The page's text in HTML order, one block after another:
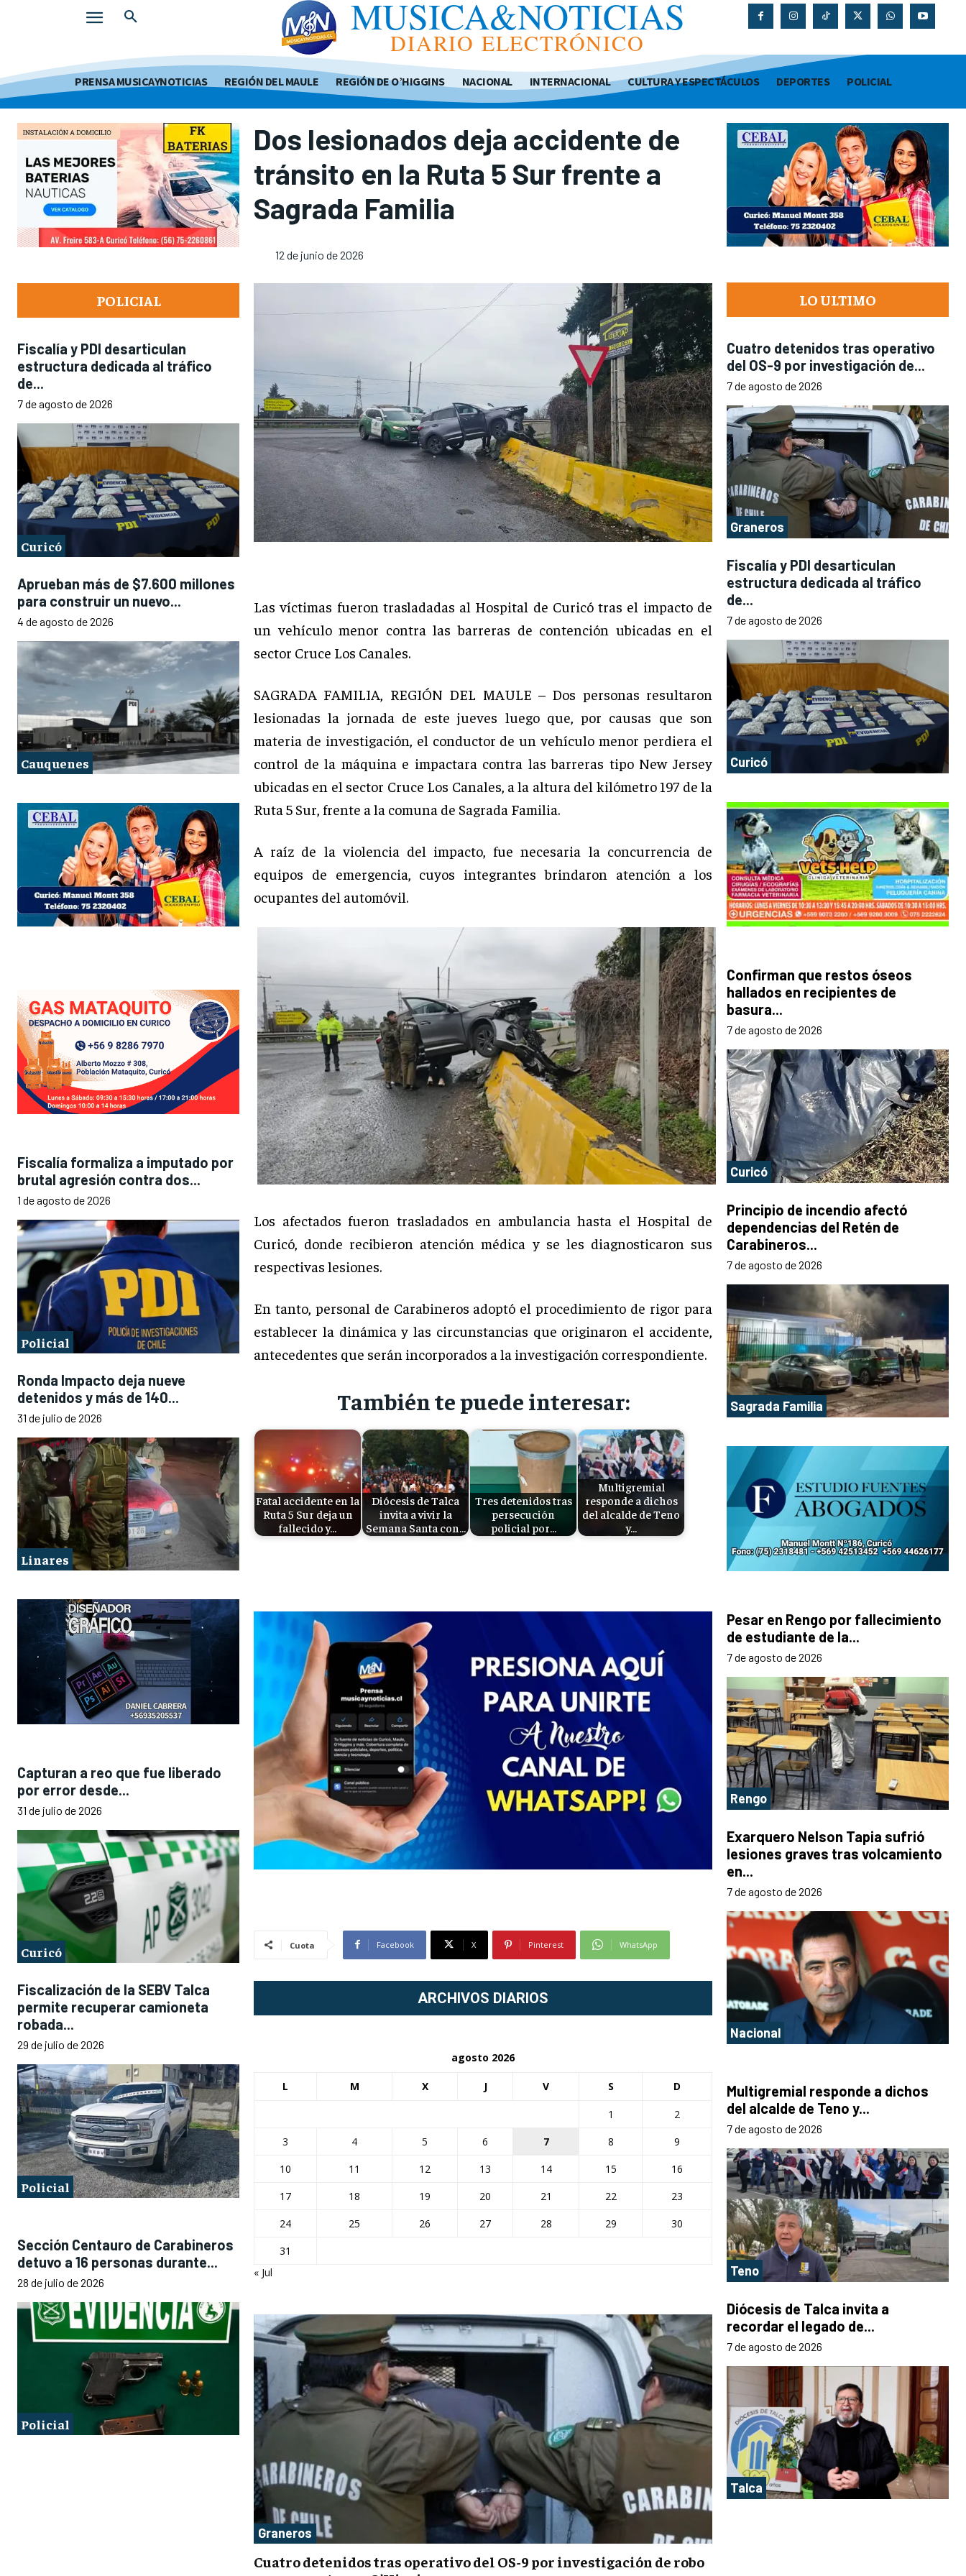
MUSICA&NOTICIAS
DIARIO ELECTRÓNICO
PRENSA MUSICAYNOTICIAS REGIÓN DEL MAULE REGIÓN DE O’HIGGINS NACIONAL INTERNACIONAL CULTURA Y ESPECTÁCULOS DEPORTES POLICIAL
POLICIAL
Fiscalía y PDI desarticulan
estructura dedicada al tráfico
de...
7 de agosto de 2026
Curicó
Aprueban más de $7.600 millones
para construir un nuevo...
4 de agosto de 2026
Cauquenes
Fiscalía formaliza a imputado por
brutal agresión contra dos...
1 de agosto de 2026
Policial
Ronda Impacto deja nueve
detenidos y más de 140...
31 de julio de 2026
Linares
Capturan a reo que fue liberado
por error desde...
31 de julio de 2026
Curicó
Fiscalización de la SEBV Talca
permite recuperar camioneta
robada...
29 de julio de 2026
Policial
Sección Centauro de Carabineros
detuvo a 16 personas durante...
28 de julio de 2026
Policial
Dos lesionados deja accidente de
tránsito en la Ruta 5 Sur frente a
Sagrada Familia
12 de junio de 2026
Las víctimas fueron trasladadas al Hospital de Curicó tras el impacto de
un vehículo menor contra las barreras de contención ubicadas en el
sector Cruce Los Canales.
SAGRADA FAMILIA, REGIÓN DEL MAULE – Dos personas resultaron
lesionadas la jornada de este jueves luego que, por causas que son
materia de investigación, el conductor de un vehículo menor perdiera el
control de la máquina e impactara contra las barreras tipo New Jersey
ubicadas en el sector Cruce Los Canales, a la altura del kilómetro 197 de la
Ruta 5 Sur, frente a la comuna de Sagrada Familia.
A raíz de la violencia del impacto, fue necesaria la concurrencia de
equipos de emergencia, cuyos integrantes brindaron atención a los
ocupantes del automóvil.
Los afectados fueron trasladados en ambulancia hasta el Hospital de
Curicó, donde recibieron atención médica y se les diagnosticaron sus
respectivas lesiones.
En tanto, personal de Carabineros adoptó el procedimiento de rigor para
establecer la dinámica y las circunstancias que originaron el accidente,
antecedentes que serán incorporados a la investigación correspondiente.
También te puede interesar:
Fatal accidente en la
Ruta 5 Sur deja un
fallecido y…
Diócesis de Talca
invita a vivir la
Semana Santa con…
Tres detenidos tras
persecución
policial por…
Multigremial
responde a dichos
del alcalde de Teno
y…
Cuota Facebook X Pinterest WhatsApp
ARCHIVOS DIARIOS
agosto 2026
L M X J V S D
1
2
3
4 5 6 7 8
9
10
11 12 13 14 15
16
17
18 19 20 21 22
23
24
25 26 27 28 29
30
31
« Jul
Graneros
Cuatro detenidos tras operativo del OS-9 por investigación de robo
LO ULTIMO
Cuatro detenidos tras operativo
del OS-9 por investigación de...
7 de agosto de 2026
Graneros
Fiscalía y PDI desarticulan
estructura dedicada al tráfico
de...
7 de agosto de 2026
Curicó
Confirman que restos óseos
hallados en recipientes de
basura...
7 de agosto de 2026
Curicó
Principio de incendio afectó
dependencias del Retén de
Carabineros...
7 de agosto de 2026
Sagrada Familia
Pesar en Rengo por fallecimiento
de estudiante de la...
7 de agosto de 2026
Rengo
Exarquero Nelson Tapia sufrió
lesiones graves tras volcamiento
en...
7 de agosto de 2026
Nacional
Multigremial responde a dichos
del alcalde de Teno y...
7 de agosto de 2026
Teno
Diócesis de Talca invita a
recordar el legado de...
7 de agosto de 2026
Talca